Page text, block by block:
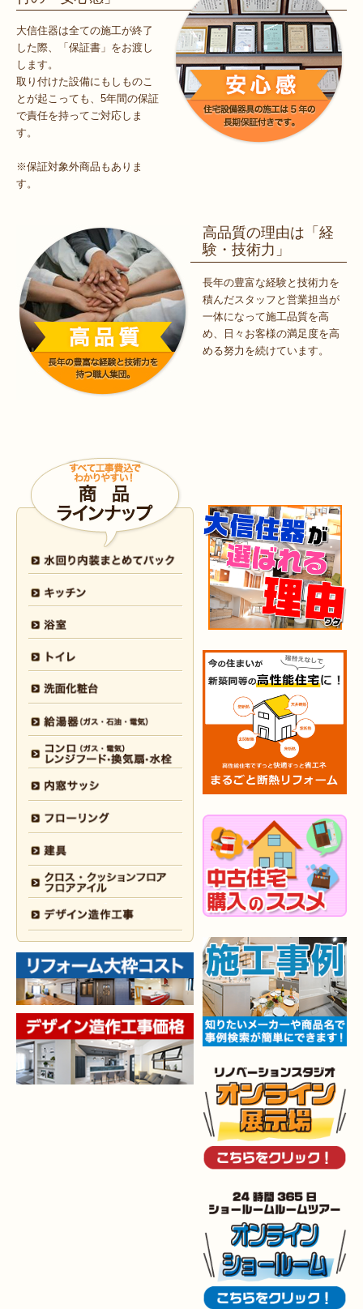
大信住器は全ての施工が終了
した際、「保証書」をお渡し
します。
取り付けた設備にもしものこ
とが起こっても、5年間の保証
で責任を持ってご対応しま
す。
※保証対象外商品もありま
す。
高品質の理由は「経
験・技術力」
長年の豊富な経験と技術力を
積んだスタッフと営業担当が
一体になって施工品質を高
め、日々お客様の満足度を高
める努力を続けています。